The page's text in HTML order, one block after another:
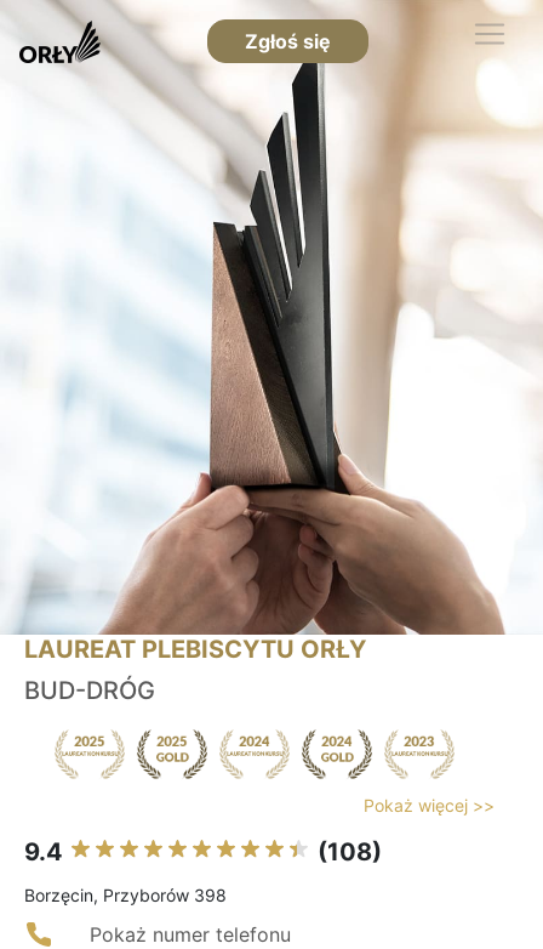
Zgłoś się
LAUREAT PLEBISCYTU ORŁY
BUD-DRÓG
Pokaż więcej >>
9.4 (108)
Borzęcin, Przyborów 398
Pokaż numer telefonu